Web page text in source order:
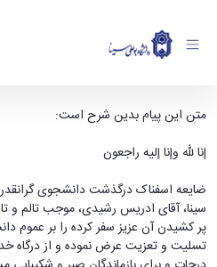
دانشگاه
تاریخچه
و
معرفی
برنامه
راهبردی
دانشگاه
نقشه
دانشگاه
آموزش
پذیرش
کارشناسی
تحصیلات
تکمیلی
پسا
دکترا
استعدادهای
درخشان
پژوهش
فناوری و
کارآفرینی
ارتباط
با
صنعت
پردیس
دانشکده‌ها
پردیس
مهندسی
کشاورزی
شیمی
و
رفاهی
پرسنل
اداره
رفاه
کارکنان
هیأت
علمی
کارکنان
دانشجویان
فارغ
دکتر یعقوب محمدی فر
مهندسی مواد دانشگاه
- دانشگاه بوعلی سینا
متن این پیام بدین شرح است:
إنا لله وإنا إلیه راجعون
ضایعه اسفناک درگذشت دانشجوی
سینا، آقای ادریس رشیدی، موجب تالم و
پر کشیدن آن عزیز سفر کرده را بر عموم
تسلیت و تعزیت عرض نموده و از درگاه